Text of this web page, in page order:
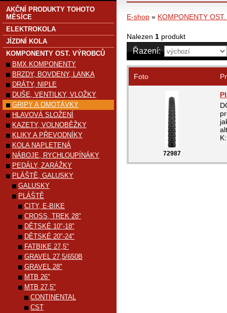
E-shop » KOMPONENTY
Nalezen 1 produkt
Řazení:
Foto
72987
AKČNÍ PRODUKTY TOHOTO
MĚSÍCE
ELEKTROKOLA
JÍZDNÍ KOLA
KOMPONENTY OST. VÝROBCŮ
BMX KOMPONENTY
BRZDY, BOVDENY, LANKA
DRÁTY, NIPLE
DUŠE, VENTILKY, VLOŽKY
GRIPY A OMOTÁVKY
HLAVOVÁ SLOŽENÍ
KAZETY, VOLNOBĚŽKY
KLIKY A PŘEVODNÍKY
KOLA NAPLETENÁ
NÁBOJE, RYCHLOUPÍNÁKY
PEDÁLY, ZARÁŽKY
PLÁŠTĚ, GALUSKY
GALUSKY
PLÁŠTĚ
CITY, E-BIKE
CROSS, TREK 28"
DĚTSKÉ 10"-18"
DĚTSKÉ 20"-24"
FATBIKE 27,5"
GRAVEL 27,5/650B
GRAVEL 28"
MTB 26"
MTB 27,5"
CONTINENTAL
CST